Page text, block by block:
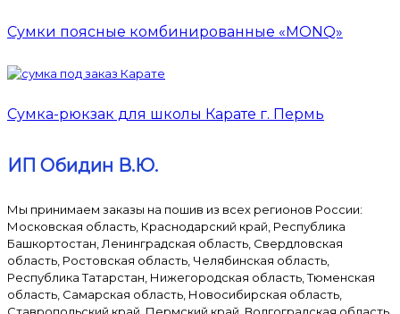
Сумки поясные комбинированные «MONQ»
Сумка-рюкзак для школы Карате г. Пермь
ИП Обидин В.Ю.
Мы принимаем заказы на пошив из всех регионов России:
Московская область, Краснодарский край, Республика
Башкортостан, Ленинградская область, Свердловская
область, Ростовская область, Челябинская область,
Республика Татарстан, Нижегородская область, Тюменская
область, Самарская область, Новосибирская область,